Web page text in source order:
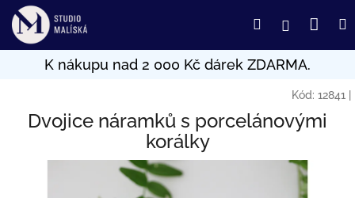
Přejít
obsah
HledatPřihlášení
Kód: 12841
Dvojice náramků s porcelánovými
korálky